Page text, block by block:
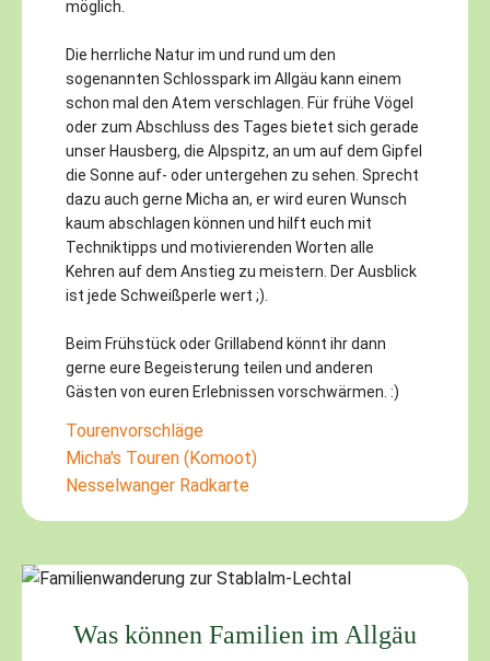
möglich.
Die herrliche Natur im und rund um den
sogenannten Schlosspark im Allgäu kann einem
schon mal den Atem verschlagen. Für frühe Vögel
oder zum Abschluss des Tages bietet sich gerade
unser Hausberg, die Alpspitz, an um auf dem Gipfel
die Sonne auf- oder untergehen zu sehen. Sprecht
dazu auch gerne Micha an, er wird euren Wunsch
kaum abschlagen können und hilft euch mit
Techniktipps und motivierenden Worten alle
Kehren auf dem Anstieg zu meistern. Der Ausblick
ist jede Schweißperle wert ;).
Beim Frühstück oder Grillabend könnt ihr dann
gerne eure Begeisterung teilen und anderen
Gästen von euren Erlebnissen vorschwärmen. :)
Tourenvorschläge
Micha's Touren (Komoot)
Nesselwanger Radkarte
Was können Familien im Allgäu